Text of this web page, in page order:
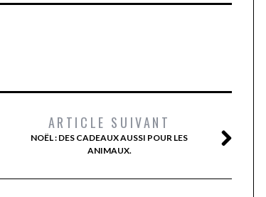
ARTICLE SUIVANT
NOËL : DES CADEAUX AUSSI POUR LES
ANIMAUX.